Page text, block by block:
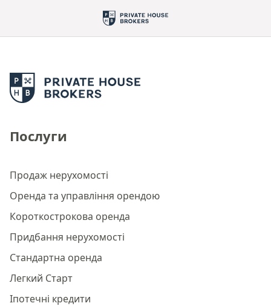
Послуги
Продаж нерухомості
Оренда та управління орендою
Короткострокова оренда
Придбання нерухомості
Стандартна оренда
Легкий Старт
Іпотечні кредити